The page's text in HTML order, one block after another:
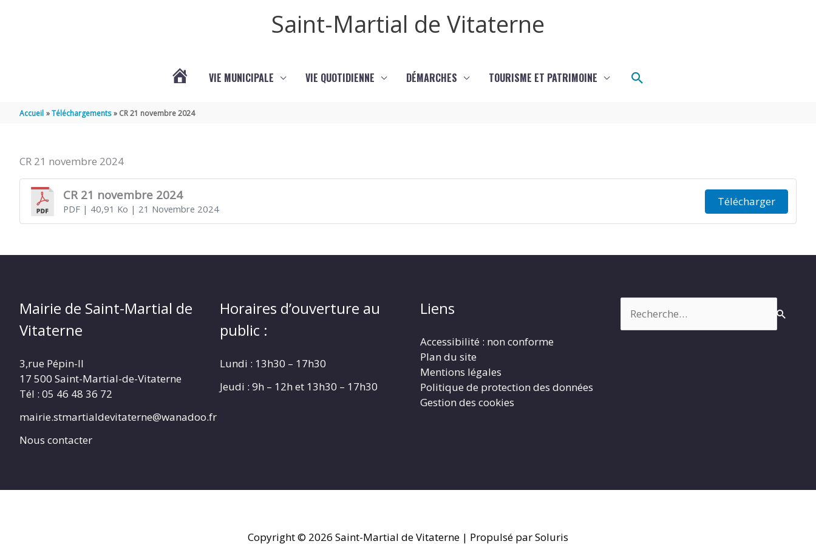
Saint-Martial de Vitaterne
VIE MUNICIPALE VIE QUOTIDIENNE DÉMARCHES TOURISME ET PATRIMOINE Rechercher
Accueil Téléchargements CR 21 novembre 2024
CR 21 novembre 2024
CR 21 novembre 2024
PDF| 40,91 Ko | 21 Novembre 2024
Télécharger
Mairie de Saint-Martial de
Vitaterne
3,rue Pépin-II
17 500 Saint-Martial-de-Vitaterne
Tél : 05 46 48 36 72
mairie.stmartialdevitaterne@wanadoo.fr
Nous contacter
Horaires d’ouverture au
public :
Lundi : 13h30 – 17h30
Jeudi : 9h – 12h et 13h30 – 17h30
Liens
Accessibilité : non conforme
Plan du site
Mentions légales
Politique de protection des données
Gestion des cookies
Copyright © 2026 Saint-Martial de Vitaterne | Propulsé par Soluris